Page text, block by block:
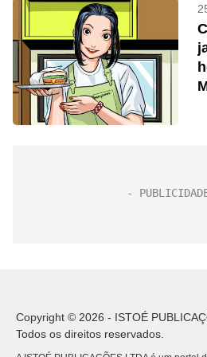
Copyright © 2026 - ISTOÉ
Todos os direitos reservados.